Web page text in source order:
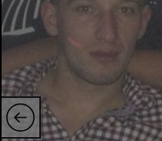
Clasamente
Tenis
Handbal